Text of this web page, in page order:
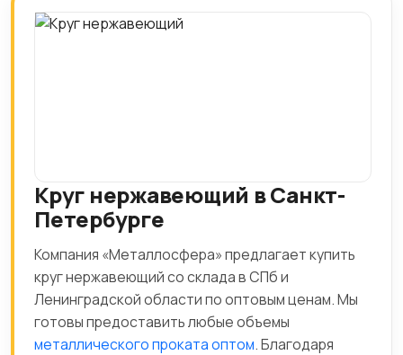
Круг нержавеющий в Санкт-
Петербурге
Компания «Металлосфера» предлагает купить
круг нержавеющий со склада в СПб и
Ленинградской области по оптовым ценам. Мы
готовы предоставить любые объемы
металлического проката оптом. Благодаря